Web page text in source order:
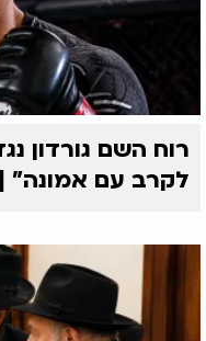
רוח השם גורדון
לקרב עם אמונה” |